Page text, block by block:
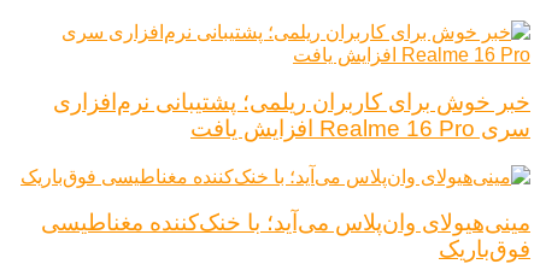
خبر خوش برای کاربران ریلمی؛ پشتیبانی نرم‌افزاری
سری Realme 16 Pro افزایش یافت
مینی‌هیولای وان‌پلاس می‌آید؛ با خنک‌کننده مغناطیسی
فوق‌باریک